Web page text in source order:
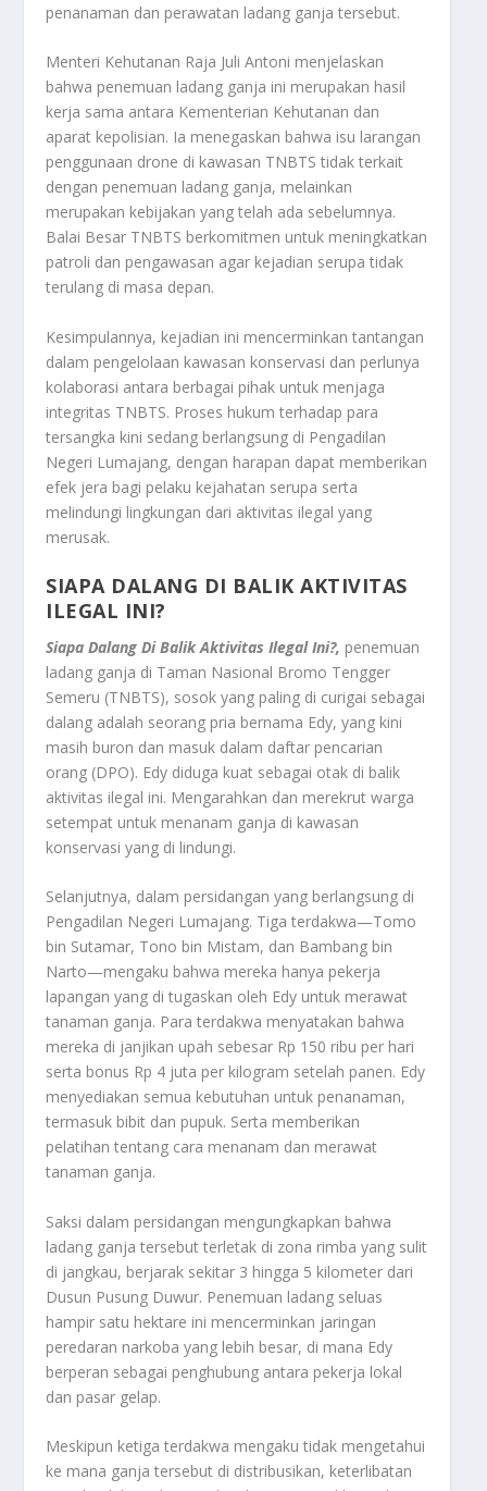
penanaman dan perawatan ladang ganja tersebut.
Menteri Kehutanan Raja Juli Antoni menjelaskan
bahwa penemuan ladang ganja ini merupakan hasil
kerja sama antara Kementerian Kehutanan dan
aparat kepolisian. Ia menegaskan bahwa isu larangan
penggunaan drone di kawasan TNBTS tidak terkait
dengan penemuan ladang ganja, melainkan
merupakan kebijakan yang telah ada sebelumnya.
Balai Besar TNBTS berkomitmen untuk meningkatkan
patroli dan pengawasan agar kejadian serupa tidak
terulang di masa depan.
Kesimpulannya, kejadian ini mencerminkan tantangan
dalam pengelolaan kawasan konservasi dan perlunya
kolaborasi antara berbagai pihak untuk menjaga
integritas TNBTS. Proses hukum terhadap para
tersangka kini sedang berlangsung di Pengadilan
Negeri Lumajang, dengan harapan dapat memberikan
efek jera bagi pelaku kejahatan serupa serta
melindungi lingkungan dari aktivitas ilegal yang
merusak.
SIAPA DALANG DI BALIK AKTIVITAS
ILEGAL INI?
Siapa Dalang Di Balik Aktivitas Ilegal Ini?, penemuan
ladang ganja di Taman Nasional Bromo Tengger
Semeru (TNBTS), sosok yang paling di curigai sebagai
dalang adalah seorang pria bernama Edy, yang kini
masih buron dan masuk dalam daftar pencarian
orang (DPO). Edy diduga kuat sebagai otak di balik
aktivitas ilegal ini. Mengarahkan dan merekrut warga
setempat untuk menanam ganja di kawasan
konservasi yang di lindungi.
Selanjutnya, dalam persidangan yang berlangsung di
Pengadilan Negeri Lumajang. Tiga terdakwa—Tomo
bin Sutamar, Tono bin Mistam, dan Bambang bin
Narto—mengaku bahwa mereka hanya pekerja
lapangan yang di tugaskan oleh Edy untuk merawat
tanaman ganja. Para terdakwa menyatakan bahwa
mereka di janjikan upah sebesar Rp 150 ribu per hari
serta bonus Rp 4 juta per kilogram setelah panen. Edy
menyediakan semua kebutuhan untuk penanaman,
termasuk bibit dan pupuk. Serta memberikan
pelatihan tentang cara menanam dan merawat
tanaman ganja.
Saksi dalam persidangan mengungkapkan bahwa
ladang ganja tersebut terletak di zona rimba yang sulit
di jangkau, berjarak sekitar 3 hingga 5 kilometer dari
Dusun Pusung Duwur. Penemuan ladang seluas
hampir satu hektare ini mencerminkan jaringan
peredaran narkoba yang lebih besar, di mana Edy
berperan sebagai penghubung antara pekerja lokal
dan pasar gelap.
Meskipun ketiga terdakwa mengaku tidak mengetahui
ke mana ganja tersebut di distribusikan, keterlibatan